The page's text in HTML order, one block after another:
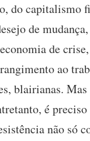
do capitalismo
de
de
ao
blairianas. Mas
é
não só